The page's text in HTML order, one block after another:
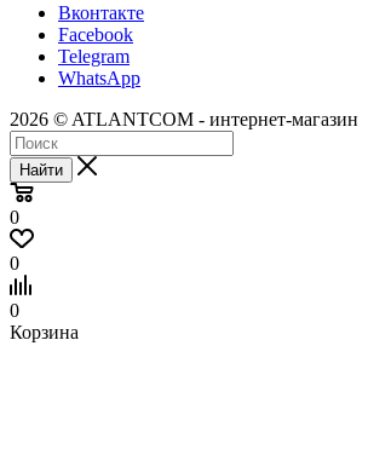
Вконтакте
Facebook
Telegram
WhatsApp
2026 © ATLANTCOM - интернет-магазин
Найти
0
0
0
Корзина